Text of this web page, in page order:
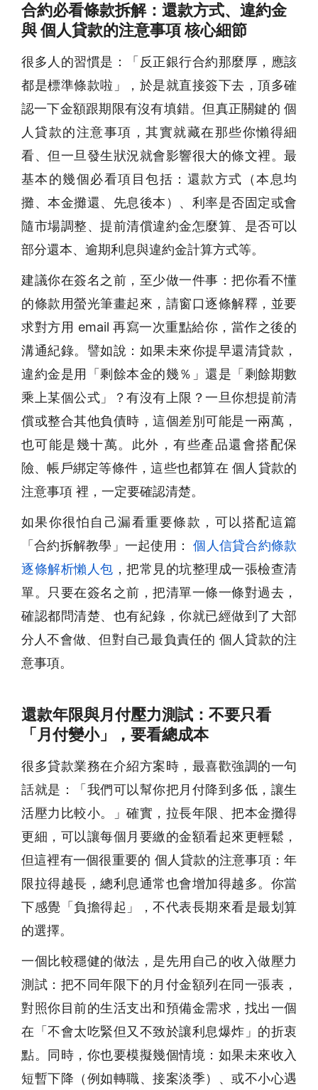
合約必看條款拆解：還款方式、違約金
與 個人貸款的注意事項 核心細節
很多人的習慣是：「反正銀行合約那麼厚，應該
都是標準條款啦」，於是就直接簽下去，頂多確
認一下金額跟期限有沒有填錯。但真正關鍵的 個
人貸款的注意事項，其實就藏在那些你懶得細
看、但一旦發生狀況就會影響很大的條文裡。最
基本的幾個必看項目包括：還款方式（本息均
攤、本金攤還、先息後本）、利率是否固定或會
隨市場調整、提前清償違約金怎麼算、是否可以
部分還本、逾期利息與違約金計算方式等。
建議你在簽名之前，至少做一件事：把你看不懂
的條款用螢光筆畫起來，請窗口逐條解釋，並要
求對方用 email 再寫一次重點給你，當作之後的
溝通紀錄。譬如說：如果未來你提早還清貸款，
違約金是用「剩餘本金的幾％」還是「剩餘期數
乘上某個公式」？有沒有上限？一旦你想提前清
償或整合其他負債時，這個差別可能是一兩萬，
也可能是幾十萬。此外，有些產品還會搭配保
險、帳戶綁定等條件，這些也都算在 個人貸款的
注意事項 裡，一定要確認清楚。
如果你很怕自己漏看重要條款，可以搭配這篇
「合約拆解教學」一起使用：
個人信貸合約條款
逐條解析懶人包 ，把常見的坑整理成一張檢查清
單。只要在簽名之前，把清單一條一條對過去，
確認都問清楚、也有紀錄，你就已經做到了大部
分人不會做、但對自己最負責任的 個人貸款的注
意事項。
還款年限與月付壓力測試：不要只看
「月付變小」，要看總成本
很多貸款業務在介紹方案時，最喜歡強調的一句
話就是：「我們可以幫你把月付降到多低，讓生
活壓力比較小。」確實，拉長年限、把本金攤得
更細，可以讓每個月要繳的金額看起來更輕鬆，
但這裡有一個很重要的 個人貸款的注意事項：年
限拉得越長，總利息通常也會增加得越多。你當
下感覺「負擔得起」，不代表長期來看是最划算
的選擇。
一個比較穩健的做法，是先用自己的收入做壓力
測試：把不同年限下的月付金額列在同一張表，
對照你目前的生活支出和預備金需求，找出一個
在「不會太吃緊但又不致於讓利息爆炸」的折衷
點。同時，你也要模擬幾個情境：如果未來收入
短暫下降（例如轉職、接案淡季）、或不小心遇